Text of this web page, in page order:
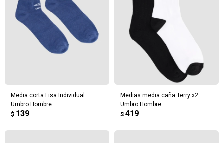
Media corta Lisa Individual
Umbro Hombre
$ 139
Medias media caña Terry x2
Umbro Hombre
$ 419